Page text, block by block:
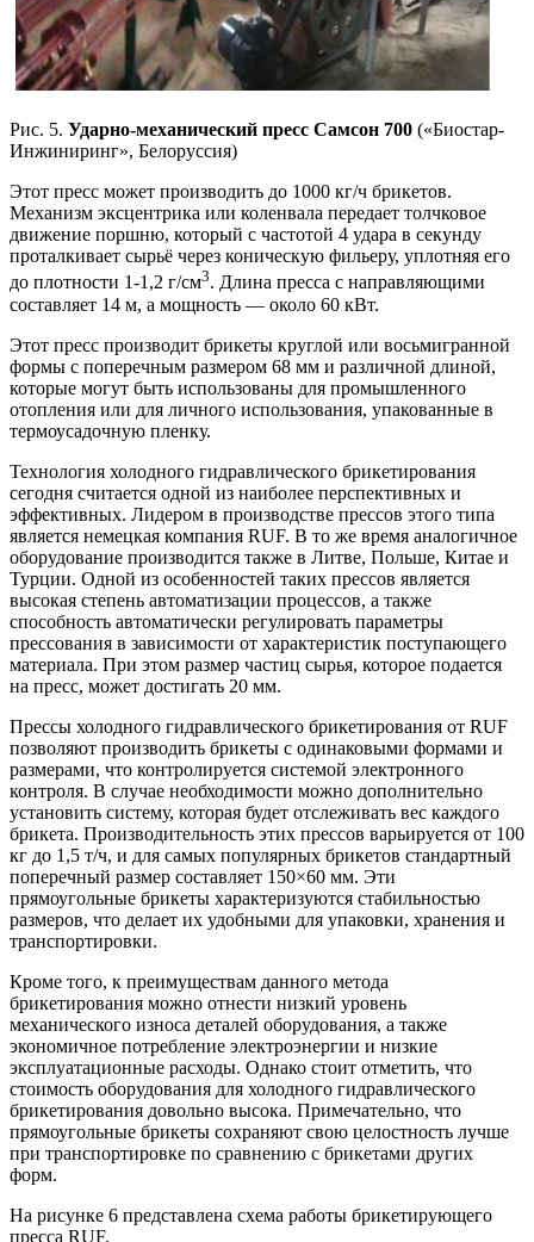
Рис. 5. Ударно-механический пресс Самсон 700 («Биостар-
Инжиниринг», Белоруссия)
Этот пресс может производить до 1000 кг/ч брикетов.
Механизм эксцентрика или коленвала передает толчковое
движение поршню, который с частотой 4 удара в секунду
проталкивает сырьё через коническую фильеру, уплотняя его
до плотности 1-1,2 г/см3. Длина пресса с направляющими
составляет 14 м, а мощность — около 60 кВт.
Этот пресс производит брикеты круглой или восьмигранной
формы с поперечным размером 68 мм и различной длиной,
которые могут быть использованы для промышленного
отопления или для личного использования, упакованные в
термоусадочную пленку.
Технология холодного гидравлического брикетирования
сегодня считается одной из наиболее перспективных и
эффективных. Лидером в производстве прессов этого типа
является немецкая компания RUF. В то же время аналогичное
оборудование производится также в Литве, Польше, Китае и
Турции. Одной из особенностей таких прессов является
высокая степень автоматизации процессов, а также
способность автоматически регулировать параметры
прессования в зависимости от характеристик поступающего
материала. При этом размер частиц сырья, которое подается
на пресс, может достигать 20 мм.
Прессы холодного гидравлического брикетирования от RUF
позволяют производить брикеты с одинаковыми формами и
размерами, что контролируется системой электронного
контроля. В случае необходимости можно дополнительно
установить систему, которая будет отслеживать вес каждого
брикета. Производительность этих прессов варьируется от 100
кг до 1,5 т/ч, и для самых популярных брикетов стандартный
поперечный размер составляет 150×60 мм. Эти
прямоугольные брикеты характеризуются стабильностью
размеров, что делает их удобными для упаковки, хранения и
транспортировки.
Кроме того, к преимуществам данного метода
брикетирования можно отнести низкий уровень
механического износа деталей оборудования, а также
экономичное потребление электроэнергии и низкие
эксплуатационные расходы. Однако стоит отметить, что
стоимость оборудования для холодного гидравлического
брикетирования довольно высока. Примечательно, что
прямоугольные брикеты сохраняют свою целостность лучше
при транспортировке по сравнению с брикетами других
форм.
На рисунке 6 представлена схема работы брикетирующего
пресса RUF.